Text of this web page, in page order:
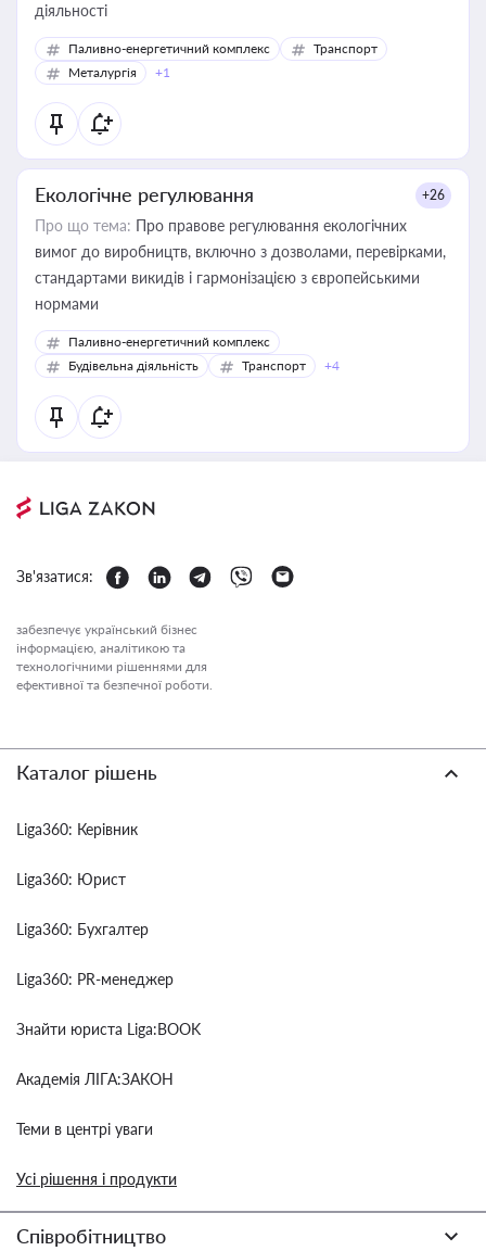
діяльності
Паливно-енергетичний комплекс
Транспорт
Металургія
+1
Екологічне регулювання +26
Про що тема: Про правове регулювання екологічних
вимог до виробництв, включно з дозволами, перевірками,
стандартами викидів і гармонізацією з європейськими
нормами
Паливно-енергетичний комплекс
Будівельна діяльність
Транспорт +4
Зв'язатися:
забезпечує український бізнес
інформацією, аналітикою та
технологічними рішеннями для
ефективної та безпечної роботи.
Каталог рішень
Liga360: Керівник
Liga360: Юрист
Liga360: Бухгалтер
Liga360: PR-менеджер
Знайти юриста Liga:BOOK
Академія ЛІГА:ЗАКОН
Теми в центрі уваги
Усі рішення і продукти
Співробітництво